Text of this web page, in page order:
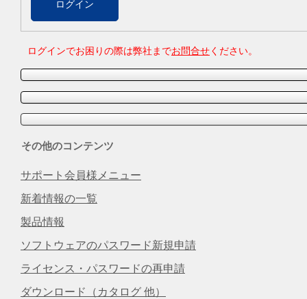
ログインでお困りの際は弊社までお問合せください。
その他のコンテンツ
サポート会員様メニュー
新着情報の一覧
製品情報
ソフトウェアのパスワード新規申請
ライセンス・パスワードの再申請
ダウンロード（カタログ 他）